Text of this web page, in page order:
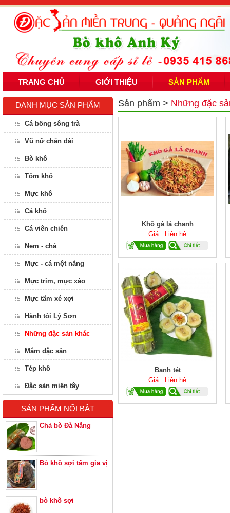
TRANG CHỦ GIỚI THIỆU SẢN PHẨM
DANH MỤC SẢN PHẨM
Cá bống sông trà
Vũ nữ chân dài
Bò khô
Tôm khô
Mực khô
Cá khô
Cá viên chiên
Nem - chả
Mực - cá một nắng
Mực trim, mực xào
Mực tẩm xé xợi
Hành tỏi Lý Sơn
Những đặc sản khác
Mắm đặc sản
Tép khô
Đặc sản miền tây
SẢN PHẨM NỔI BẬT
Chả bò Đà Nẵng
Bò khô sợi tẩm gia vị
bò khô sợi
Sản phẩm > Những đặc
Khô gà lá chanh
Giá : Liên hệ
Banh tét
Giá : Liên hệ